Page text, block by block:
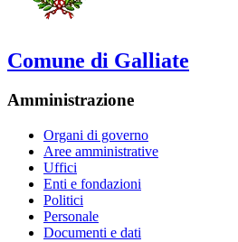
Comune di Galliate
Amministrazione
Organi di governo
Aree amministrative
Uffici
Enti e fondazioni
Politici
Personale
Documenti e dati